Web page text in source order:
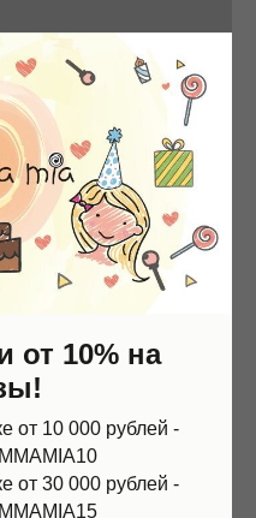
от 10% на
от 10 000 рублей -
от 30 000 рублей -